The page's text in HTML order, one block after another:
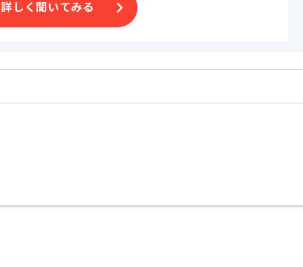
詳しく聞いてみる